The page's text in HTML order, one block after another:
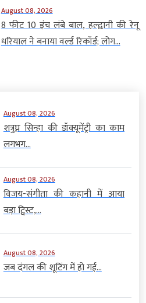
August 08, 2026
8 फीट 10 इंच लंबे बाल, हल्द्वानी की रेनू
धरियाल ने बनाया वर्ल्ड रिकॉर्ड; लोग...
August 08, 2026
शत्रुघ्न सिन्हा की डॉक्यूमेंट्री का काम
लगभग...
August 08, 2026
विजय-संगीता की कहानी में आया
बड़ा ट्विस्ट,...
August 08, 2026
जब दंगल की शूटिंग में हो गई...